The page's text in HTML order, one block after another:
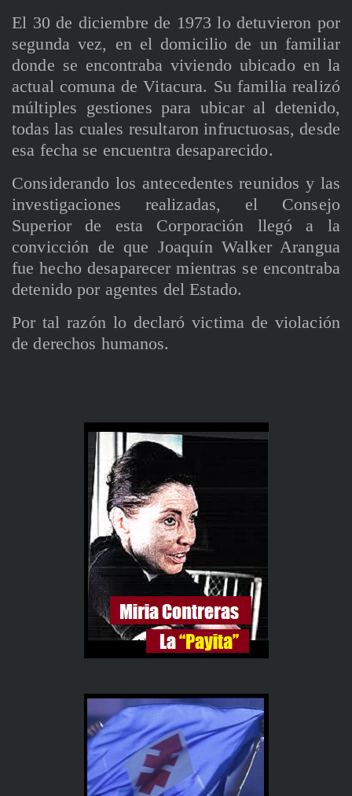
El 30 de diciembre de 1973 lo detuvieron por
segunda vez, en el domicilio de un familiar
donde se encontraba viviendo ubicado en la
actual comuna de Vitacura. Su familia realizó
múltiples gestiones para ubicar al detenido,
todas las cuales resultaron infructuosas, desde
esa fecha se encuentra desaparecido.
Considerando los antecedentes reunidos y las
investigaciones realizadas, el Consejo
Superior de esta Corporación llegó a la
convicción de que Joaquín Walker Arangua
fue hecho desaparecer mientras se encontraba
detenido por agentes del Estado.
Por tal razón lo declaró victima de violación
de derechos humanos.